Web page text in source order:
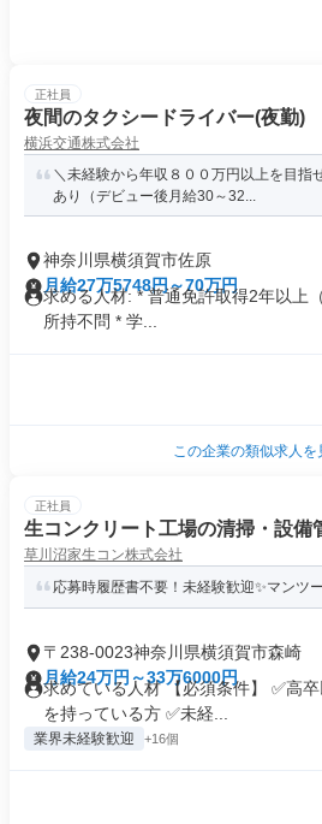
正社員
夜間のタクシードライバー(夜勤)
横浜交通株式会社
＼未経験から年収８００万円以上を目指
あり（デビュー後月給30～32...
神奈川県横須賀市佐原
月給27万5748円～70万円
求める人材: * 普通免許取得2年以上
所持不問 * 学...
この企業の類似求人を
正社員
生コンクリート工場の清掃・設備
草川沼家生コン株式会社
応募時履歴書不要！未経験歓迎✨マンツ
〒238-0023神奈川県横須賀市森崎
月給24万円～33万6000円
求めている人材 【必須条件】 ✅高
を持っている方 ✅未経...
業界未経験歓迎 +16個